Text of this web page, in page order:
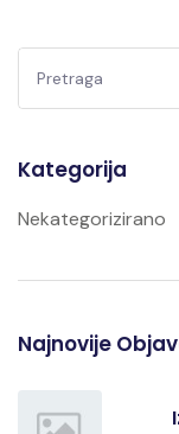
Kategorija
Nekategorizirano
Najnovije